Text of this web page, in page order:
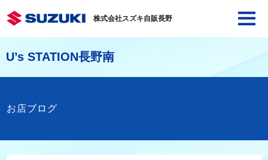
株式会社スズキ自販長野
U’s STATION長野南
お店ブログ